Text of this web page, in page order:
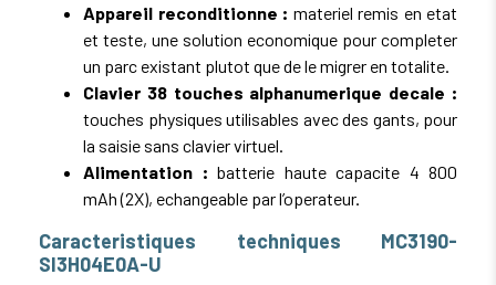
Appareil reconditionne : materiel remis en etat
et teste, une solution economique pour completer
un parc existant plutot que de le migrer en totalite.
Clavier 38 touches alphanumerique decale :
touches physiques utilisables avec des gants, pour
la saisie sans clavier virtuel.
Alimentation : batterie haute capacite 4 800
mAh (2X), echangeable par l’operateur.
Caracteristiques techniques MC3190-
SI3H04E0A-U